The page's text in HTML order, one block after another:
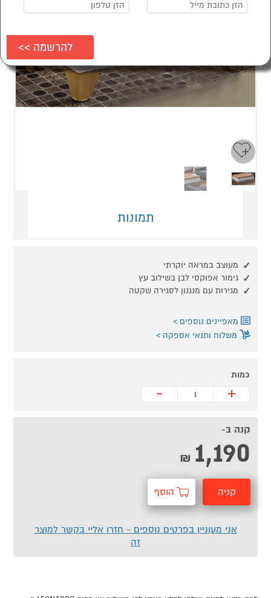
תמונות
מעוצב במראה יוקרתי
גימור אפוקסי לבן בשילוב עץ
מגירות עם מנגנון לסגירה שקטה
מאפיינים נוספים
משלוח ותנאי אספקה
כמות
+
-
קנה ב-
1,190
₪
קניה הוסף
אני מעוניין בפרטים נוספים - חזרו אליי בקשר למוצר
זה